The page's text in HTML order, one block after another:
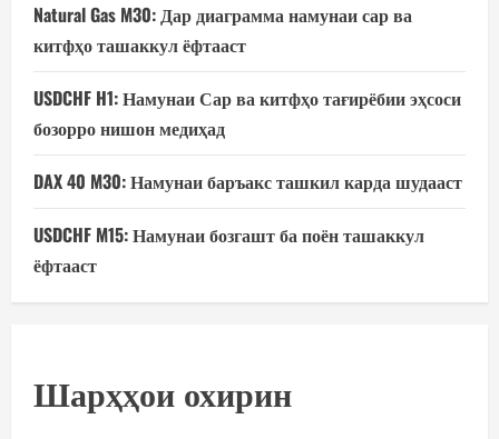
Natural Gas M30: Дар диаграмма намунаи сар ва
китфҳо ташаккул ёфтааст
USDCHF H1: Намунаи Сар ва китфҳо тағирёбии эҳсоси
бозорро нишон медиҳад
DAX 40 M30: Намунаи баръакс ташкил карда шудааст
USDCHF M15: Намунаи бозгашт ба поён ташаккул
ёфтааст
Шарҳҳои охирин